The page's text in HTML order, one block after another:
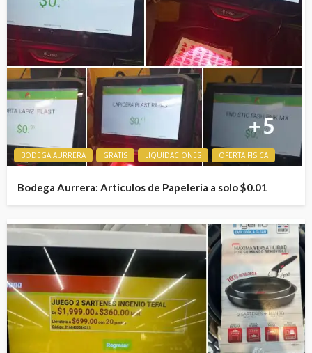
BODEGA AURRERA GRATIS LIQUIDACIONES OFERTA FISICA
Bodega Aurrera: Articulos de Papeleria a solo $0.01